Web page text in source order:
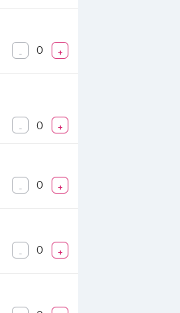
- 0 +
- 0 +
- 0 +
- 0 +